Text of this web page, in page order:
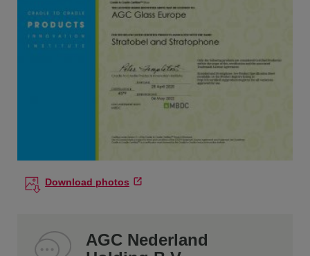
Download photos
AGC Nederland